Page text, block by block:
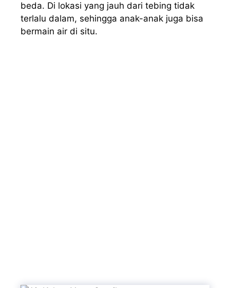
beda. Di lokasi yang jauh dari tebing tidak
terlalu dalam, sehingga anak-anak juga bisa
bermain air di situ.